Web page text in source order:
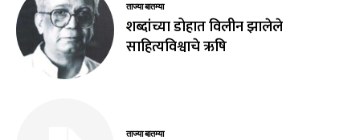
ताज्या बातम्या
शब्दांच्या डोहात विलीन झालेले
साहित्यविश्वाचे ऋषि
ताज्या बातम्या